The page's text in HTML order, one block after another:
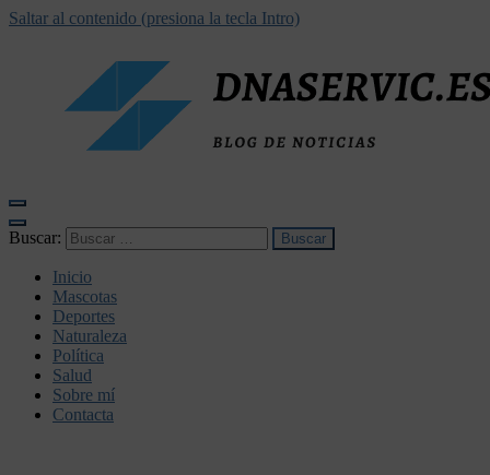
Saltar al contenido (presiona la tecla Intro)
Buscar:
Inicio
Mascotas
Deportes
Naturaleza
Política
Salud
Sobre mí
Contacta